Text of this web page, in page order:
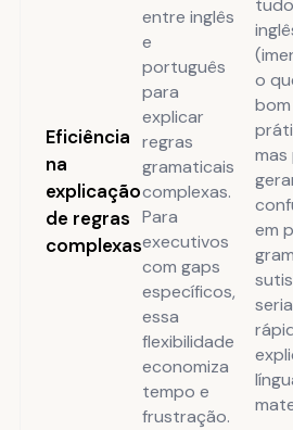
Eficiência
na
explicação
de regras
complexas
entre inglês
e
português
para
explicar
regras
gramaticais
complexas.
Para
executivos
com gaps
específicos,
essa
flexibilidade
economiza
tempo e
frustração.
o
em